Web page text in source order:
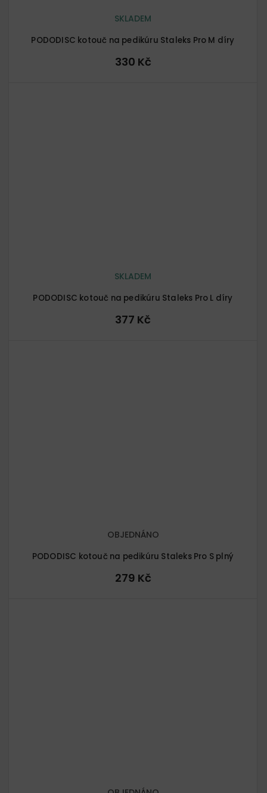
PODODISC kotouč na pedikúru Staleks Pro M díry
SKLADEM
330 Kč
PODODISC kotouč na pedikúru Staleks Pro L díry
SKLADEM
377 Kč
PODODISC kotouč na pedikúru Staleks Pro S plný
OBJEDNÁNO
279 Kč